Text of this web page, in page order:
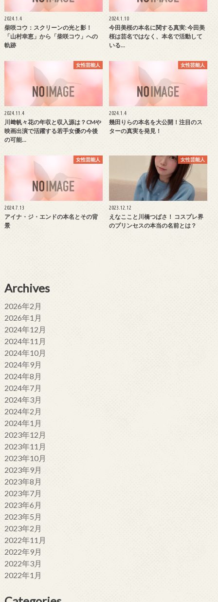
2024.1.4
柴咲コウ：スクリーンの光と影！
「山村幸恵」から「柴咲コウ」への
軌跡
2024.1.10
今田美桜の本名に関する真実: 今田美
桜は芸名ではなく、本名で活動して
いる…
女性芸能人
2024.11.4
川﨑帆々花の年収と収入源は？CMや
映画出演で活躍する若手女優の今後
の可能…
女性芸能人
2024.1.4
幾田りらの本名を大公開！注目のス
ターの真実を発見！
女性芸能人
2024.7.13
アイナ・ジ・エンドの本名とその背
景
女性芸能人
2023.12.12
えなここと川橋つばさ！ コスプレ界
のプリンセスの本当の名前とは？
Archives
2026年2月
2026年1月
2024年12月
2024年11月
2024年10月
2024年9月
2024年8月
2024年7月
2024年3月
2024年2月
2024年1月
2023年12月
2023年11月
2023年10月
2023年9月
2023年8月
2023年7月
2023年6月
2023年5月
2023年2月
2022年11月
2022年9月
2022年3月
2022年1月